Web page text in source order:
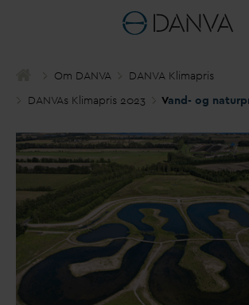
Om DANVA DANVA Klimapris
DANVAs Klimapris 2023 Vand- og